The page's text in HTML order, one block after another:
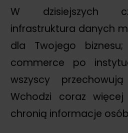
W dzisiejszych
infrastruktura danych
dla Twojego
commerce po
wszyscy
Wchodzi coraz
chronią informacje